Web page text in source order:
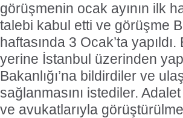
görüşmenin ocak ayının ilk
talebi kabul etti ve görüşme
haftasında 3 Ocak’ta
yerine İstanbul üzerinden
Bakanlığı’na bildirdiler ve
sağlanmasını istediler.
ve avukatlarıyla